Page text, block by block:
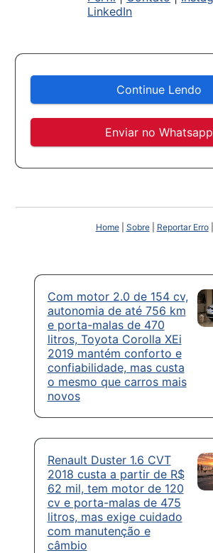
LinkedIn
Continue Lendo
Enviar no Whatsapp
Home| Sobre| Reportar Erro|
Com motor 2.0 de 154 cv,
autonomia de até 756 km
e porta-malas de 470
litros, Toyota Corolla XEi
2019 mantém conforto e
confiabilidade, mas custa
o mesmo que carros mais
novos
Renault Duster 1.6 CVT
2018 custa a partir de R$
62 mil, tem motor de 120
cv e porta-malas de 475
litros, mas exige cuidado
com manutenção e
câmbio